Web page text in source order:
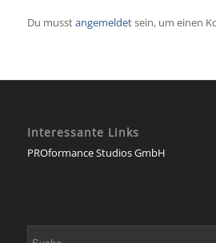
Du musstangemeldetsein, um einen
Interessante Links
PROformance Studios GmbH